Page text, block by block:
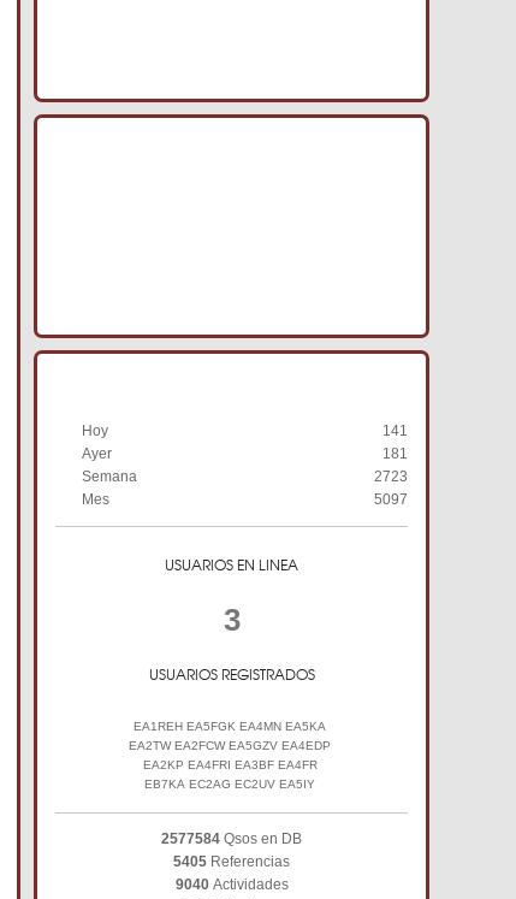
Hoy
141
Ayer
181
Semana
2723
Mes
5097
USUARIOS EN LINEA
3
USUARIOS REGISTRADOS
EA1REH EA5FGK EA4MN EA5KA
EA2TW EA2FCW EA5GZV EA4EDP
EA2KP EA4FRI EA3BF EA4FR
EB7KA EC2AG EC2UV EA5IY
2577584 Qsos en DB
5405 Referencias
9040Actividades